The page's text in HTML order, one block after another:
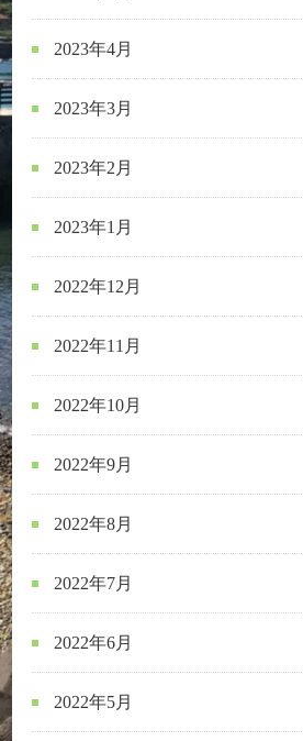
2023年4月
2023年3月
2023年2月
2023年1月
2022年12月
2022年11月
2022年10月
2022年9月
2022年8月
2022年7月
2022年6月
2022年5月